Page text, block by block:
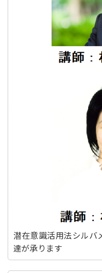
潜在意識活用法シルバ
達が承ります